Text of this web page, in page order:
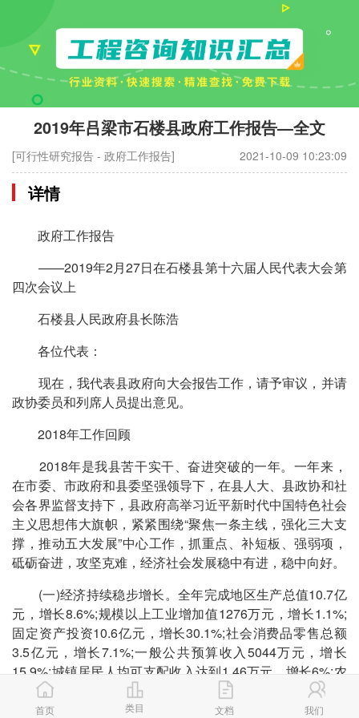
2019年吕梁市石楼县政府工作报告—全文
[可行性研究报告 - 政府工作报告] 2021-10-09 10:23:09
详情
政府工作报告
——2019年2月27日在石楼县第十六届人民代表大会第
四次会议上
石楼县人民政府县长陈浩
各位代表：
现在，我代表县政府向大会报告工作，请予审议，并请
政协委员和列席人员提出意见。
2018年工作回顾
2018年是我县苦干实干、奋进突破的一年。一年来，
在市委、市政府和县委坚强领导下，在县人大、县政协和社
会各界监督支持下，县政府高举习近平新时代中国特色社会
主义思想伟大旗帜，紧紧围绕“聚焦一条主线，强化三大支
撑，推动五大发展”中心工作，抓重点、补短板、强弱项，
砥砺奋进，攻坚克难，经济社会发展稳中有进，稳中向好。
(一)经济持续稳步增长。全年完成地区生产总值10.7亿
元，增长8.6%;规模以上工业增加值1276万元，增长1.1%;
固定资产投资10.6亿元，增长30.1%;社会消费品零售总额
3.5亿元，增长7.1%;一般公共预算收入5044万元，增长
15.9%;城镇居民人均可支配收入达到1.46万元，增长6%;农
村居民人均可支配收入达到3768元，增长15%，历史上首
次跨过了贫困线，与固定资产投资增幅双双名列全市前茅，
首页 类目 文档 我们